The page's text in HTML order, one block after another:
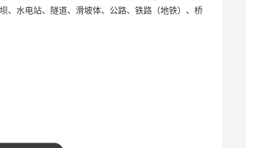
、水电站、隧道、滑坡体、公路、铁路（地铁）、桥